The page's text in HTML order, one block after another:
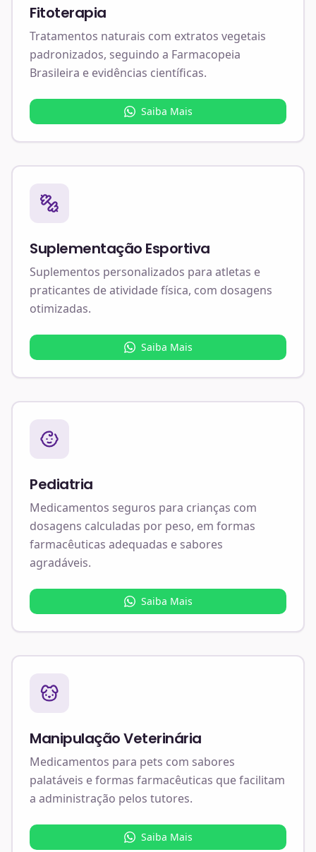
Fitoterapia
Tratamentos naturais com extratos vegetais
padronizados, seguindo a Farmacopeia
Brasileira e evidências científicas.
Saiba Mais
Suplementação Esportiva
Suplementos personalizados para atletas e
praticantes de atividade física, com dosagens
otimizadas.
Saiba Mais
Pediatria
Medicamentos seguros para crianças com
dosagens calculadas por peso, em formas
farmacêuticas adequadas e sabores
agradáveis.
Saiba Mais
Manipulação Veterinária
Medicamentos para pets com sabores
palatáveis e formas farmacêuticas que facilitam
a administração pelos tutores.
Saiba Mais